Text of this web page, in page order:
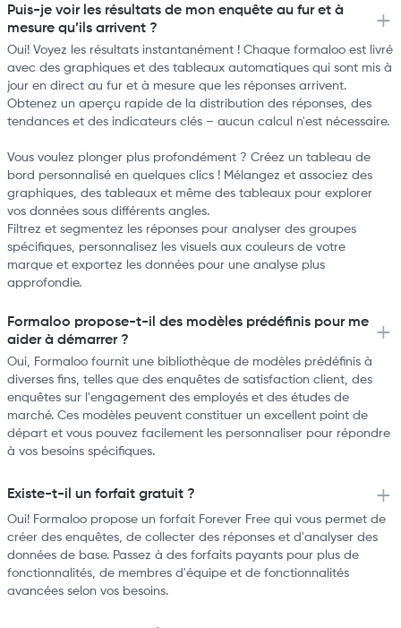
Puis-je voir les résultats de mon enquête au fur et à
mesure qu’ils arrivent ?
Oui! Voyez les résultats instantanément ! Chaque formaloo est livré
avec des graphiques et des tableaux automatiques qui sont mis à
jour en direct au fur et à mesure que les réponses arrivent.
Obtenez un aperçu rapide de la distribution des réponses, des
tendances et des indicateurs clés – aucun calcul n'est nécessaire.
Vous voulez plonger plus profondément ? Créez un tableau de
bord personnalisé en quelques clics ! Mélangez et associez des
graphiques, des tableaux et même des tableaux pour explorer
vos données sous différents angles.
Filtrez et segmentez les réponses pour analyser des groupes
spécifiques, personnalisez les visuels aux couleurs de votre
marque et exportez les données pour une analyse plus
approfondie.
Formaloo propose-t-il des modèles prédéfinis pour me
aider à démarrer ?
Oui, Formaloo fournit une bibliothèque de modèles prédéfinis à
diverses fins, telles que des enquêtes de satisfaction client, des
enquêtes sur l'engagement des employés et des études de
marché. Ces modèles peuvent constituer un excellent point de
départ et vous pouvez facilement les personnaliser pour répondre
à vos besoins spécifiques.
Existe-t-il un forfait gratuit ?
Oui! Formaloo propose un forfait Forever Free qui vous permet de
créer des enquêtes, de collecter des réponses et d'analyser des
données de base. Passez à des forfaits payants pour plus de
fonctionnalités, de membres d'équipe et de fonctionnalités
avancées selon vos besoins.